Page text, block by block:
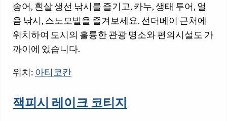
송어, 흰살 생선 낚시를 즐기고, 카누, 생태 투어, 얼
음 낚시, 스노모빌을 즐겨보세요. 선더베이 근처에
위치하여 도시의 훌륭한 관광 명소와 편의시설도 가
까이에 있습니다.
위치: 아티코칸
잭피시 레이크 코티지